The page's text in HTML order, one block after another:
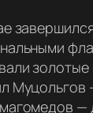
Муцольгов
—